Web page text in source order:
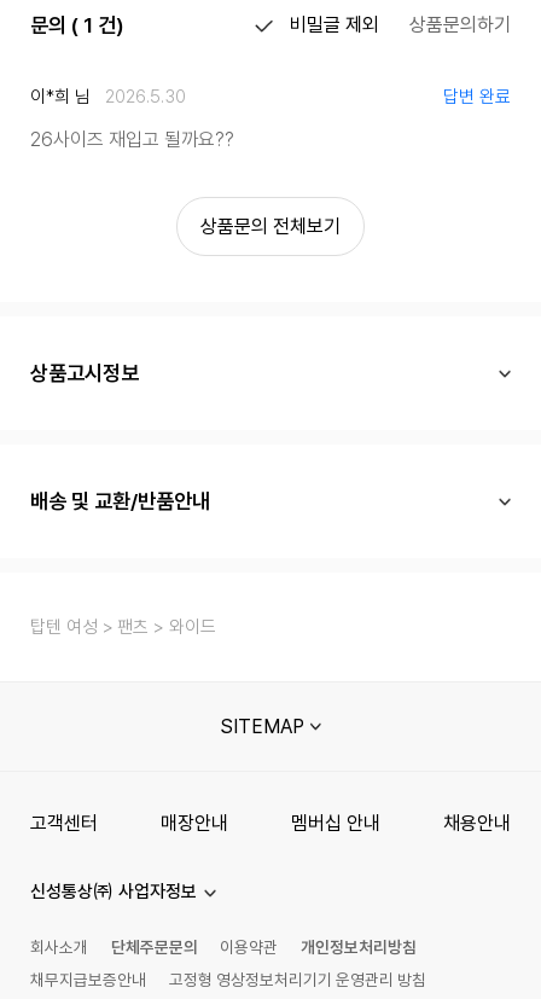
문의 ( 1 건) 비밀글 제외 상품문의하기
이*희 님 2026.5.30 답변 완료
26사이즈 재입고 될까요??
상품문의 전체보기
상품고시정보
배송 및 교환/반품안내
탑텐 여성 팬츠 와이드
SITEMAP
고객센터 매장안내 멤버십 안내 채용안내
신성통상㈜ 사업자정보
회사소개 단체주문문의 이용약관
개인정보처리방침
채무지급보증안내
고정형 영상정보처리기기 운영관리 방침